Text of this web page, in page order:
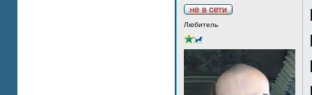
Любитель